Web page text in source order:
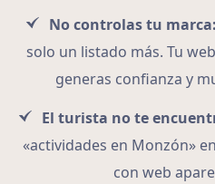
No controlas tu marca:
solo un listado más. Tu
generas confianza y
El turista no te
«actividades en Monzón»
con web